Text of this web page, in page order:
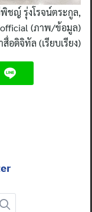
ชญ์ รุ่งโรจน์ตระกูล,
(ภาพ/ข้อมูล)
อดิจิทัล (เรียบเรียง)